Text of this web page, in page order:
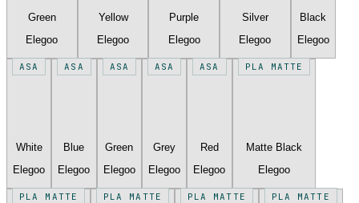
Green
Elegoo
Yellow
Elegoo
Purple
Elegoo
Silver
Elegoo
Black
Elegoo
ASA
White
Elegoo
ASA
Blue
Elegoo
ASA
Green
Elegoo
ASA
Grey
Elegoo
ASA
Red
Elegoo
PLA MATTE
Matte Black
Elegoo
PLA MATTE PLA MATTE PLA MATTE PLA MATTE